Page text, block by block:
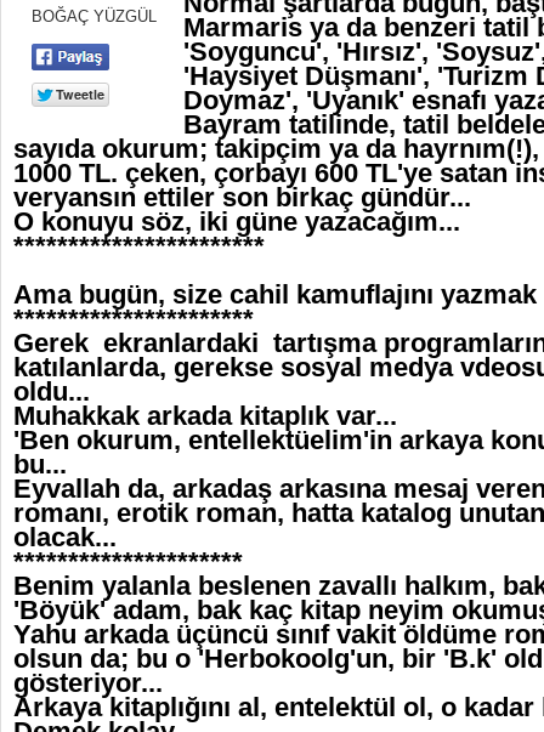
BOĞAÇ YÜZGÜL
Marmaris ya da benzeri tatil
'Soyguncu', 'Hırsız',
'Haysiyet Düşmanı', 'Turizm
Doymaz', 'Uyanık' esnafı
Bayram tatilinde, tatil
sayıda okurum; takipçim ya da
1000 TL. çeken, çorbayı 600 TL'ye satan
veryansın ettiler son birkaç gündür...
O konuyu söz, iki güne yazacağım...
***********************
Ama bugün, size cahil kamuflajını
**********************
Gerek ekranlardaki tartışma
katılanlarda, gerekse sosyal medya
oldu...
Muhakkak arkada kitaplık var...
'Ben okurum, entellektüelim'in arkaya
bu...
Eyvallah da, arkadaş arkasına mesaj
romanı, erotik roman, hatta katalog
olacak...
*********************
Benim yalanla beslenen zavallı halkım,
'Böyük' adam, bak kaç kitap neyim
Yahu arkada üçüncü sınıf vakit öldüme
olsun da; bu o 'Herbokoolg'un, bir 'B.k'
gösteriyor...
Arkaya kitaplığını al, entelektül ol, o kadar